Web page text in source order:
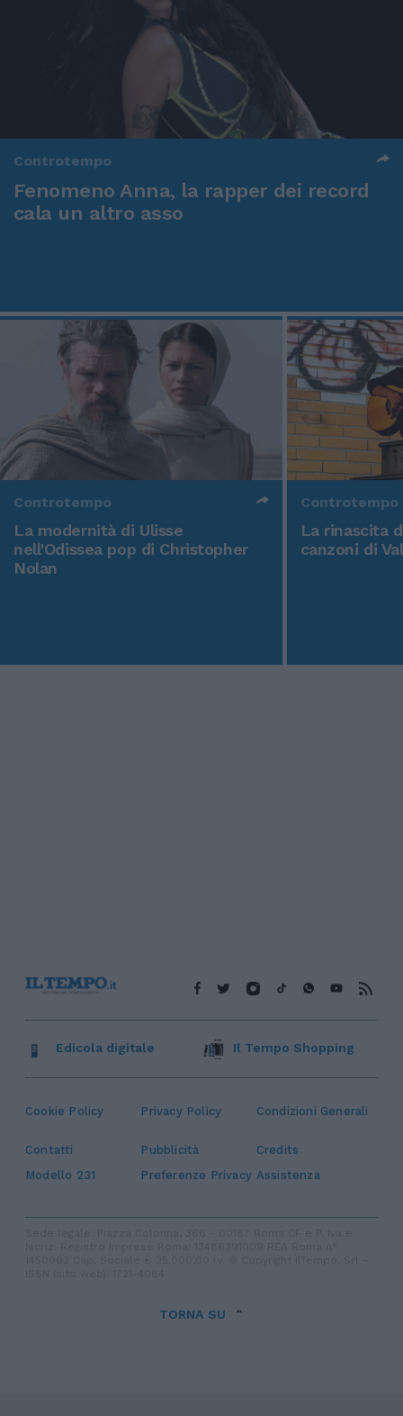
Controtempo
Fenomeno Anna, la rapper dei record
cala un altro asso
Controtempo
La modernità di Ulisse
nell'Odissea pop di Christopher
Nolan
Controtempo
La rinascita
canzoni di
Cookie Policy Privacy Policy Condizioni Generali
Contatti Pubblicità
Credits
Modello 231
Preferenze Privacy Assistenza
Edicola digitale Il Tempo Shopping
TORNA SU